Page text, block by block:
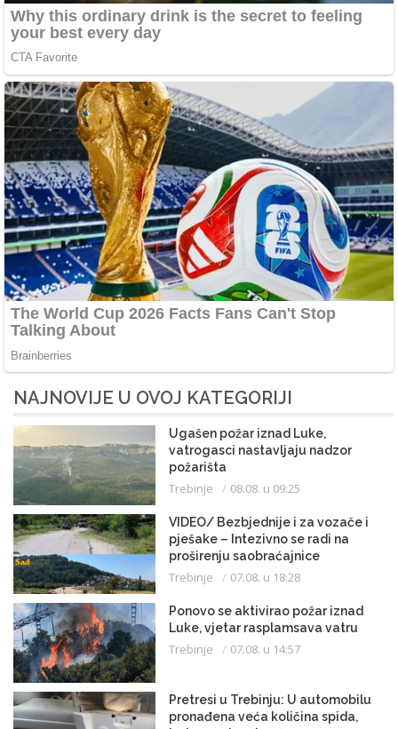
NAJNOVIJE U OVOJ KATEGORIJI
Ugašen požar iznad Luke,
vatrogasci nastavljaju nadzor
požarišta
Trebinje 08.08. u 09:25
VIDEO/ Bezbjednije i za vozače i
pješake – Intezivno se radi na
proširenju saobraćajnice
Trebinje 07.08. u 18:28
Ponovo se aktivirao požar iznad
Luke, vjetar rasplamsava vatru
Trebinje 07.08. u 14:57
Pretresi u Trebinju: U automobilu
pronađena veća količina spida,